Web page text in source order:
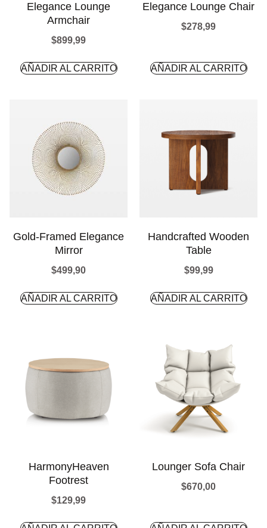
Elegance Lounge
Armchair
$899,99
AÑADIR AL CARRITO
Elegance Lounge Chair
$278,99
AÑADIR AL CARRITO
Gold-Framed Elegance
Mirror
$499,90
AÑADIR AL CARRITO
Handcrafted Wooden
Table
$99,99
AÑADIR AL CARRITO
HarmonyHeaven
Footrest
$129,99
Lounger Sofa Chair
$670,00